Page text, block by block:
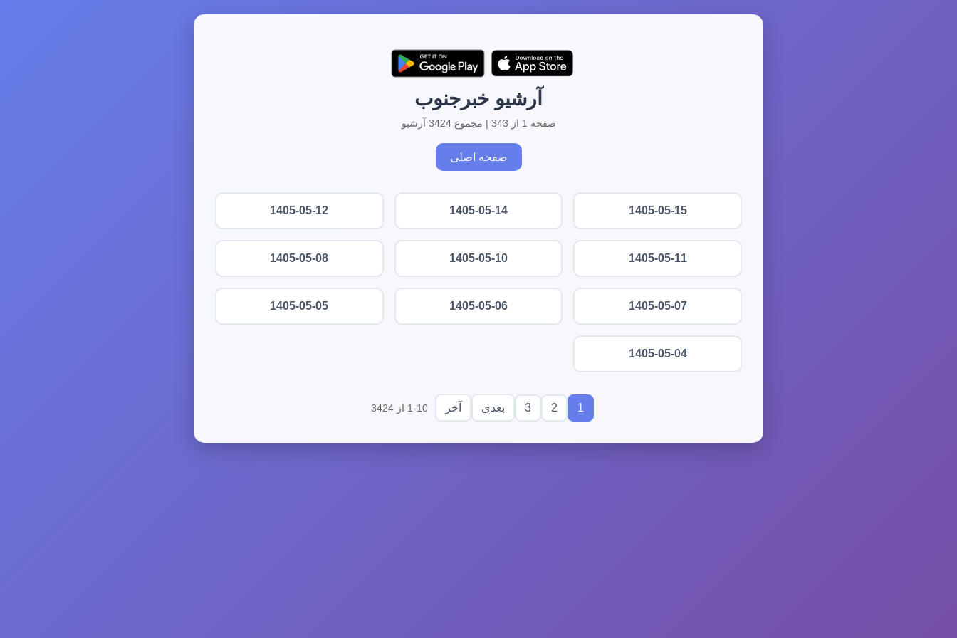
آرشیو خبرجنوب
صفحه 1 از 343 | مجموع 3424 آرشیو
صفحه اصلی
1405-05-15
1405-05-14
1405-05-12
1405-05-11
1405-05-10
1405-05-08
1405-05-07
1405-05-06
1405-05-05
1405-05-04
1
2
3 بعدی آخر 1-10 از 3424